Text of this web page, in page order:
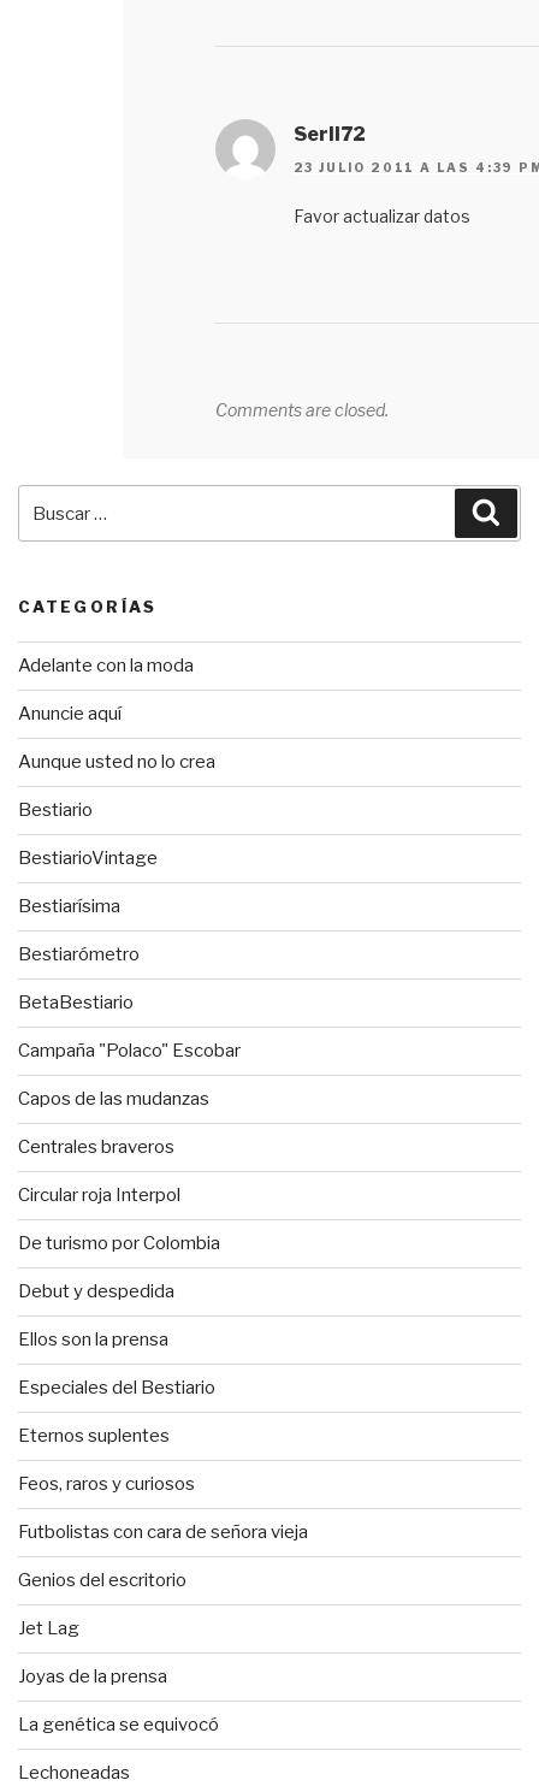
Serll72
23 JULIO 2011 A LAS 4:39
Favor actualizar datos
Comments are closed.
CATEGORÍAS
Adelante con la moda
Anuncie aquí
Aunque usted no lo crea
Bestiario
BestiarioVintage
Bestiarísima
Bestiarómetro
BetaBestiario
Campaña "Polaco" Escobar
Capos de las mudanzas
Centrales braveros
Circular roja Interpol
De turismo por Colombia
Debut y despedida
Ellos son la prensa
Especiales del Bestiario
Eternos suplentes
Feos, raros y curiosos
Futbolistas con cara de señora vieja
Genios del escritorio
Jet Lag
Joyas de la prensa
La genética se equivocó
Lechoneadas